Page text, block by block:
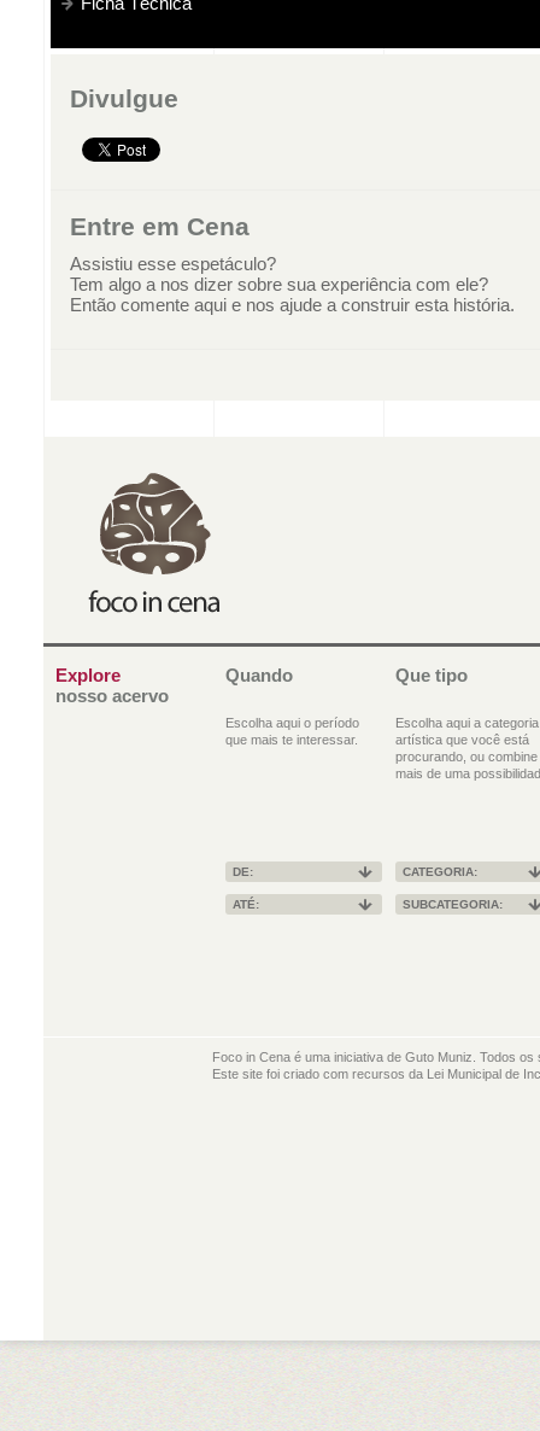
Divulgue
Entre em Cena
Assistiu esse espetáculo?
Tem algo a nos dizer sobre sua experiência com ele?
Então comente aqui e nos ajude a construir esta história.
Explore
nosso acervo
Quando
Escolha aqui o período
que mais te interessar.
Que tipo
Escolha aqui a categoria
artística que você está
procurando, ou combine
mais de uma
DE:
ATÉ:
CATEGORIA:
SUBCATEGORIA:
Foco in Cena é uma iniciativa de Guto Muniz. Todos
Este site foi criado com recursos da Lei Municipal de